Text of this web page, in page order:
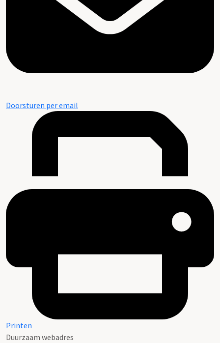
Doorsturen per email
Printen
Duurzaam webadres